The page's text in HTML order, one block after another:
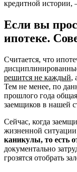
кредитной истории,
Если вы
ипотеке.
Считается, что
решится не каждый,
Тем не менее, по
прошлого года
заемщиков в нашей
Сейчас, когда
жизненной
каникулы, то есть
документально
грозятся отобрать